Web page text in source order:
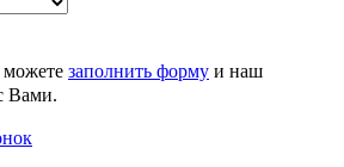
заполнить форму и наш
Вами.